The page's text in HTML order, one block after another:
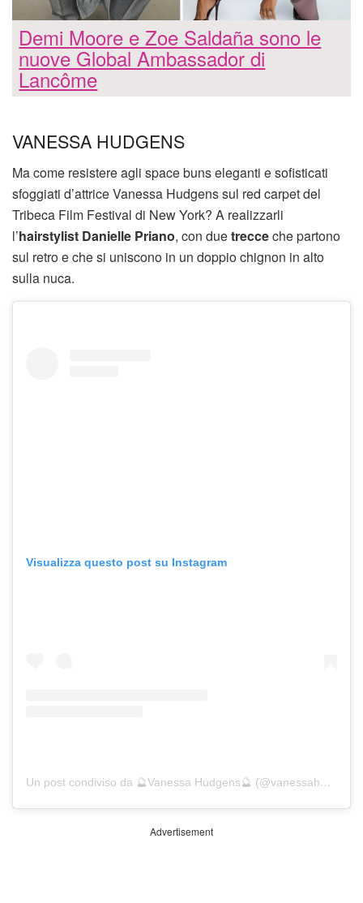
Demi Moore e Zoe Saldaña sono le
nuove Global Ambassador di
Lancôme
VANESSA HUDGENS
Ma come resistere agli space buns eleganti e sofisticati
sfoggiati d’attrice Vanessa Hudgens sul red carpet del
Tribeca Film Festival di New York? A realizzarli
l’hairstylist Danielle Priano, con duetrecceche partono
sul retro e che si uniscono in un doppio chignon in alto
sulla nuca.
Visualizza questo post su Instagram
Un post condiviso da 🔮Vanessa Hudgens🔮 (@vanessahudgens)
Advertisement